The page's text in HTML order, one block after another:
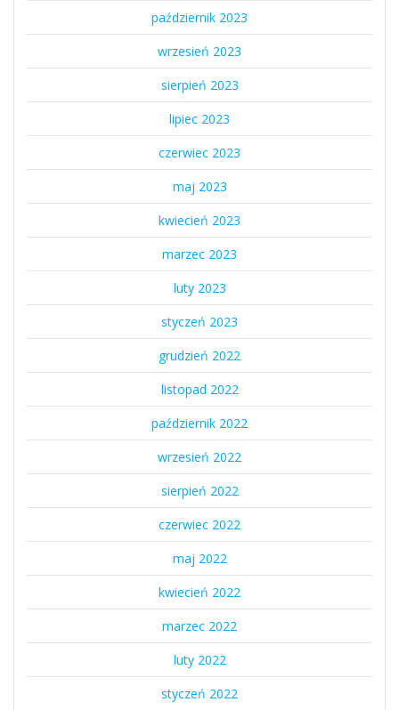
październik 2023
wrzesień 2023
sierpień 2023
lipiec 2023
czerwiec 2023
maj 2023
kwiecień 2023
marzec 2023
luty 2023
styczeń 2023
grudzień 2022
listopad 2022
październik 2022
wrzesień 2022
sierpień 2022
czerwiec 2022
maj 2022
kwiecień 2022
marzec 2022
luty 2022
styczeń 2022